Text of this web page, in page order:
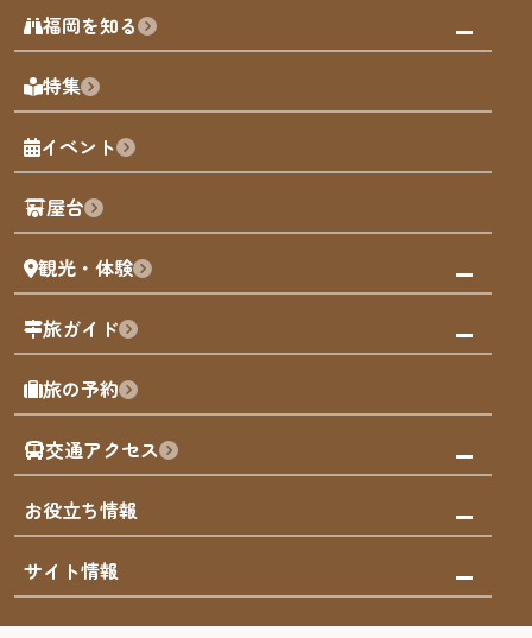
みんなの旅行記
天神エリア
博多旧市街
福岡城
歴史・文化
福岡を知る
福岡の見どころ
福岡の魅力
観光カレンダー
観光PR動画
まち歩き
福岡グルメ
福岡を楽しむ
福岡のアート
福岡のナイトタイム
福岡の歴史・文化
サステナブルツーリズム
福岡検定
よかなび音声ガイド
特集
イベント
屋台
観光・体験
観る・遊ぶ
屋台
買う
体験
泊まる
旅ガイド
モデルコース
AIおまかせコース
オリジナルプラン
みんなの旅行記
旅の予約
交通アクセス
市内交通ガイド
お得なチケット
お役立ち情報
お知らせ
災害情報
サイト情報
まち歩き・体験プログラム掲載申込